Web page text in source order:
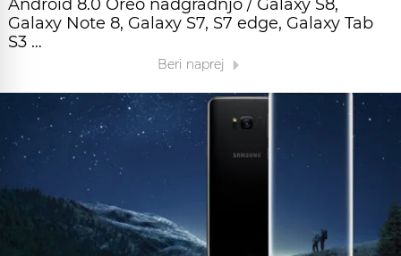
Android 8.0 Oreo nadgradnjo / Galaxy S8,
Galaxy Note 8, Galaxy S7, S7 edge, Galaxy Tab
S3 …
Beri naprej